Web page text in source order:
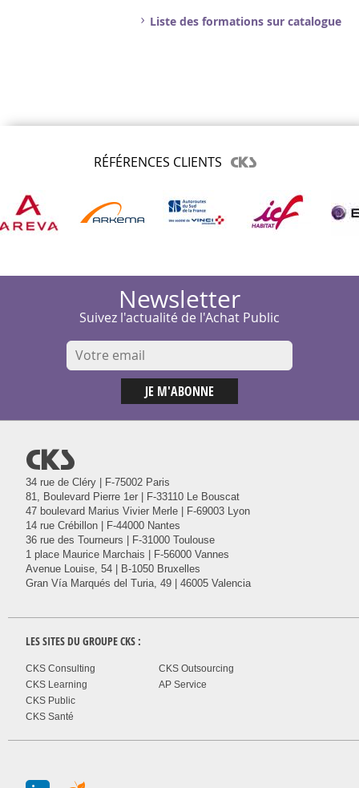
Liste des formations sur catalogue
RÉFÉRENCES CLIENTS
Newsletter
Suivez l'actualité de l'Achat Public
@
34 rue de Cléry | F-75002 Paris
81, Boulevard Pierre 1er | F-33110 Le Bouscat
47 boulevard Marius Vivier Merle | F-69003 Lyon
14 rue Crébillon | F-44000 Nantes
36 rue des Tourneurs | F-31000 Toulouse
1 place Maurice Marchais | F-56000 Vannes
Avenue Louise, 54 | B-1050 Bruxelles
Gran Vía Marqués del Turia, 49 | 46005 Valencia
LES SITES DU GROUPECKS :
CKS Consulting
CKS Learning
CKS Public
CKS Santé
CKS Outsourcing
AP Service